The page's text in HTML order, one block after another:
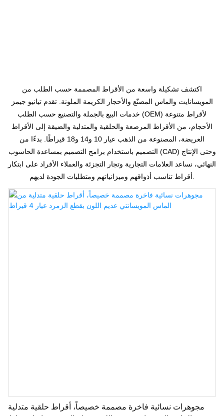
اكتشف تشكيلة واسعة من الأقراط المصممة حسب الطلب من
المويسانايت والماس المصنّع والأحجار الكريمة الملونة. تقدم تيانيو جيمز
خدمات البيع بالجملة والتصنيع حسب الطلب (OEM) لأقراط متنوعة
الأحجام، من الأقراط المرصعة والحلقية والمتدلية والضيقة إلى الأقراط
العريضة، المصنوعة من الذهب عيار 10 و14 و18 قيراطًا. بدءًا من
التصميم باستخدام برامج التصميم بمساعدة الحاسوب (CAD) وحتى الإنتاج
النهائي، نساعد العلامات التجارية وتجار التجزئة والعملاء الأفراد على ابتكار
مجوهرات نسائية فاخرة مصممة خصيصاً، أقراط حلقية متدلية